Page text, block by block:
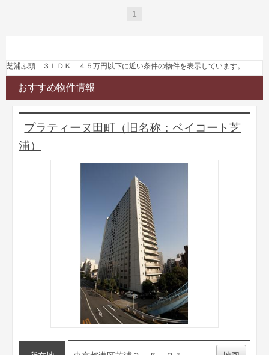
1
芝浦ふ頭 ３ＬＤＫ ４５万円以下に近い条件の物件を表示しています。
おすすめ物件情報
プラティーヌ田町（旧名称：ベイコート芝
浦）